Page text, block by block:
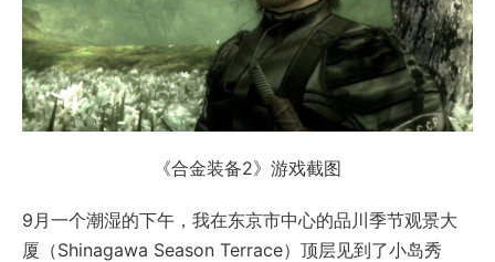
《合金装备2》游戏截图
9月一个潮湿的下午，我在东京市中心的品川季节观景大
厦（Shinagawa Season Terrace）顶层见到了小岛秀